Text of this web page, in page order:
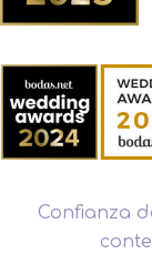
Confianza